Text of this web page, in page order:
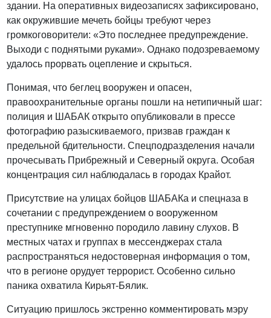
здании. На оперативных видеозаписях зафиксировано,
как окружившие мечеть бойцы требуют через
громкоговорители: «Это последнее предупреждение.
Выходи с поднятыми руками». Однако подозреваемому
удалось прорвать оцепление и скрыться.
Понимая, что беглец вооружен и опасен,
правоохранительные органы пошли на нетипичный шаг:
полиция и ШАБАК открыто опубликовали в прессе
фотографию разыскиваемого, призвав граждан к
предельной бдительности. Спецподразделения начали
прочесывать Прибрежный и Северный округа. Особая
концентрация сил наблюдалась в городах Крайот.
Присутствие на улицах бойцов ШАБАКа и спецназа в
сочетании с предупреждением о вооруженном
преступнике мгновенно породило лавину слухов. В
местных чатах и группах в мессенджерах стала
распространяться недостоверная информация о том,
что в регионе орудует террорист. Особенно сильно
паника охватила Кирьят-Бялик.
Ситуацию пришлось экстренно комментировать мэру